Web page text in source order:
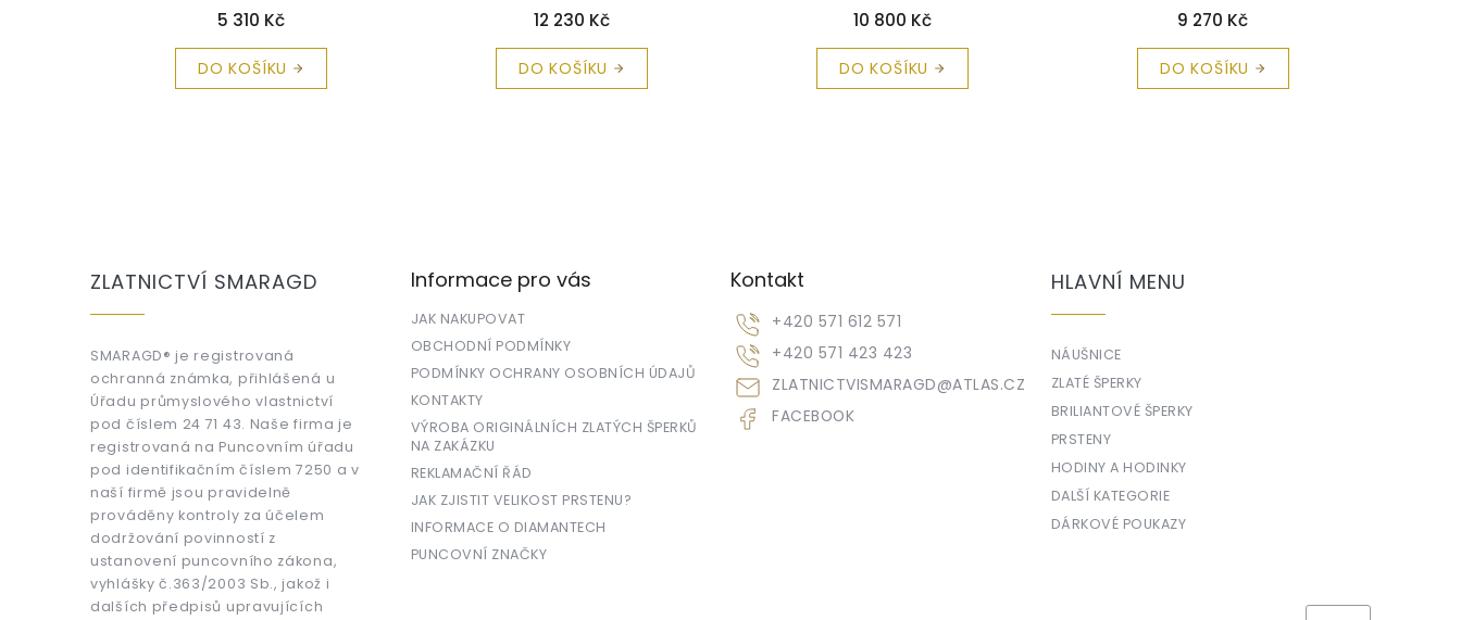
5 310 Kč
DO KOŠÍKU
12 230 Kč
DO KOŠÍKU
10 800 Kč
DO KOŠÍKU
9 270 Kč
DO KOŠÍKU
ZLATNICTVÍ SMARAGD
SMARAGD® je registrovaná
ochranná známka, přihlášená u
Úřadu průmyslového vlastnictví
pod číslem 24 71 43. Naše firma je
registrovaná na Puncovním úřadu
pod identifikačním číslem 7250 a v
naší firmě jsou pravidelně
prováděny kontroly za účelem
dodržování povinností z
ustanovení puncovního zákona,
vyhlášky č.363/2003 Sb., jakož i
dalších předpisů upravujících
Informace pro vás
JAK NAKUPOVAT
OBCHODNÍ PODMÍNKY
PODMÍNKY OCHRANY OSOBNÍCH ÚDAJŮ
KONTAKTY
VÝROBA ORIGINÁLNÍCH ZLATÝCH ŠPERKŮ
NA ZAKÁZKU
REKLAMAČNÍ ŘÁD
JAK ZJISTIT VELIKOST PRSTENU?
INFORMACE O DIAMANTECH
PUNCOVNÍ ZNAČKY
Kontakt
ZLATNICTVISMARAGD@ATLAS.CZ
+420 571 612 571
+420 571 423 423
FACEBOOK
HLAVNÍ MENU
NÁUŠNICE
ZLATÉ ŠPERKY
BRILIANTOVÉ ŠPERKY
PRSTENY
HODINY A HODINKY
DALŠÍ KATEGORIE
DÁRKOVÉ POUKAZY